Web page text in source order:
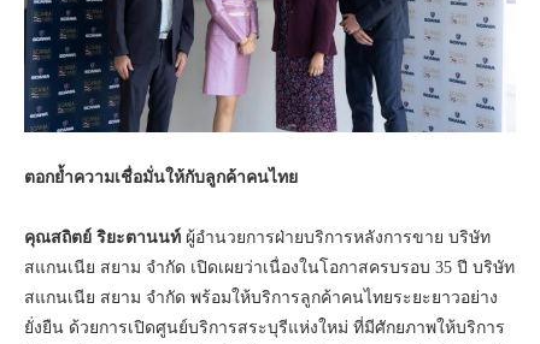
ตอกย้ำความเชื่อมั่นให้กับลูกค้าคนไทย
คุณสถิตย์ ริยะตานนท์ ผู้อำนวยการฝ่ายบริการหลังการขาย บริษัท
สแกนเนีย สยาม จำกัด เปิดเผยว่าเนื่องในโอกาสครบรอบ 35 ปี บริษัท
สแกนเนีย สยาม จำกัด พร้อมให้บริการลูกค้าคนไทยระยะยาวอย่าง
ยั่งยืน ด้วยการเปิดศูนย์บริการสระบุรีแห่งใหม่ ที่มีศักยภาพให้บริการ